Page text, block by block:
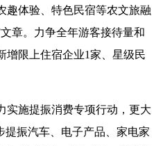
趣体验、特色民宿等农文旅融
章。力争全年游客接待量和
增限上住宿企业1家、星级民
实施提振消费专项行动，更大
提振汽车、电子产品、家电家